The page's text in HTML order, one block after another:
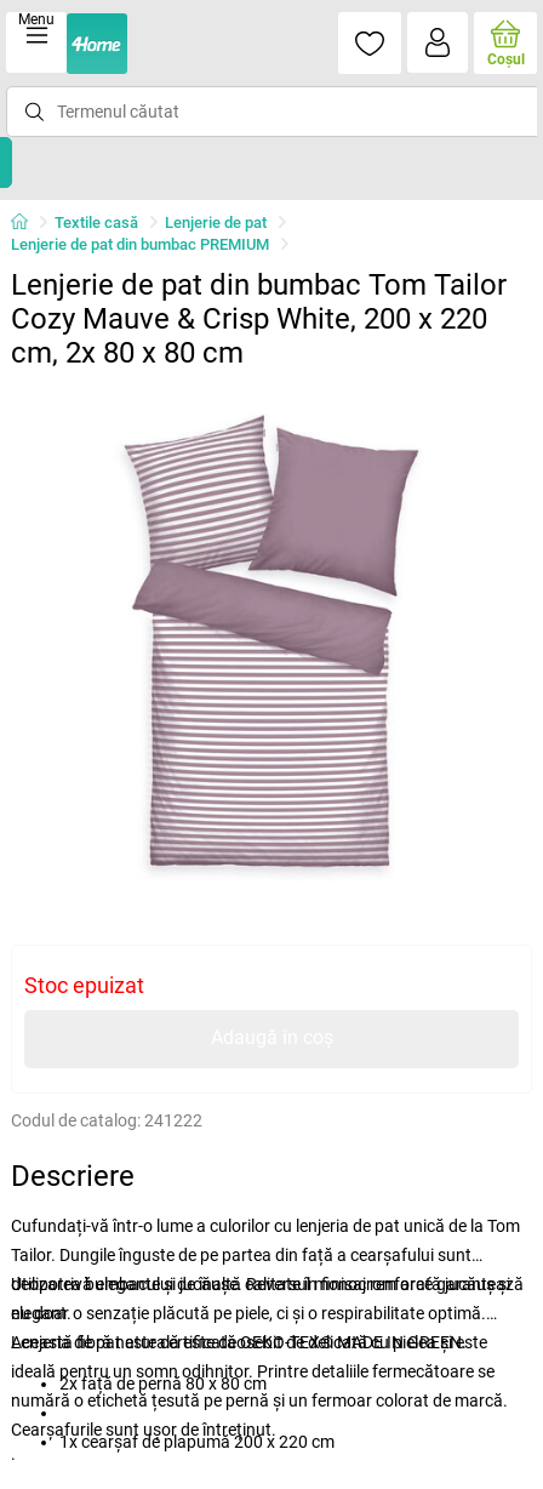
Menu
Coşul
Textile casă
Lenjerie de pat
Lenjerie de pat din bumbac PREMIUM
Lenjerie de pat din bumbac Tom Tailor
Cozy Mauve & Crisp White, 200 x 220
cm, 2x 80 x 80 cm
Stoc epuizat
Codul de catalog:241222
Descriere
Cufundați-vă într-o lume a culorilor cu lenjeria de pat unică de la Tom
Tailor. Dungile înguste de pe partea din față a cearșafului sunt
deopotrivă elegante și jucăușe. Reversul monocrom arată jucăuș și
elegant.
Utilizarea bumbacului de înaltă calitate în finisaj renforcé garantează
nu doar o senzație plăcută pe piele, ci și o respirabilitate optimă.
Această fibră naturală este deosebit de delicată cu pielea și este
ideală pentru un somn odihnitor. Printre detaliile fermecătoare se
numără o etichetă țesută pe pernă și un fermoar colorat de marcă.
Cearșafurile sunt ușor de întreținut.
Lenjeria de pat este certificată OEKO-TEX® MADE IN GREEN.
2x față de pernă 80 x 80 cm
1x cearșaf de plapumă 200 x 220 cm
.